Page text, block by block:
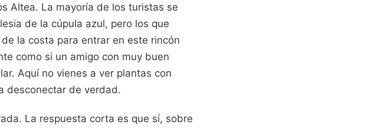
Altea. La mayoría de los turistas se
de la cúpula azul, pero los que
la costa para entrar en este rincón
como si un amigo con muy buen
Aquí no vienes a ver plantas con
desconectar de verdad.
La respuesta corta es que sí, sobre